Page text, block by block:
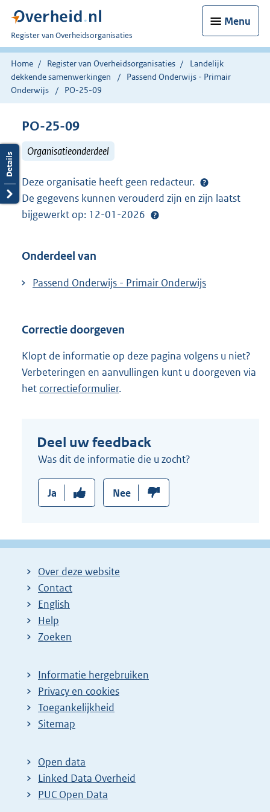
Menu
U
bent
nu
hier:
Register van Overheidsorganisaties
Home Register van Overheidsorganisaties
Landelijk
dekkende samenwerkingen
Passend Onderwijs - Primair
Onderwijs
PO-25-09
PO-25-09
Organisatieonderdeel
Deze organisatie heeft geen redacteur.
De gegevens kunnen verouderd zijn en zijn laatst
bijgewerkt op: 12-01-2026
Onderdeel van
Passend Onderwijs - Primair Onderwijs
Correctie doorgeven
Klopt de informatie op deze pagina volgens u niet?
Verbeteringen en aanvullingen kunt u doorgeven via
het correctieformulier.
Deel uw feedback
Was dit de informatie die u zocht?
Ja Nee
Over deze website
Contact
English
Help
Zoeken
Informatie hergebruiken
Privacy en cookies
Toegankelijkheid
Sitemap
Open data
Linked Data Overheid
PUC Open Data